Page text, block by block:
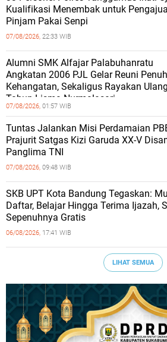
Kualifikasi Menembak untuk
Pinjam Pakai Senpi
07/08/2026, 22:33 WIB
Alumni SMK Alfajar Palabuhanratu
Angkatan 2006 PJL Gelar Reuni Penuh
Kehangatan, Sekaligus Rayakan Ulang
Tahun Lisma Nurmalasari
07/08/2026, 01:57 WIB
Tuntas Jalankan Misi Perdamaian
Prajurit Satgas Kizi Garuda XX-V
Panglima TNI
07/08/2026, 09:48 WIB
SKB UPT Kota Bandung Tegaskan:
Daftar, Belajar Hingga Terima Ijazah,
Sepenuhnya Gratis
06/08/2026, 17:41 WIB
LIHAT SEMUA